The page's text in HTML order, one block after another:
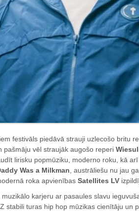
festivāls piedāvā strauji uzlecošo britu
pašmāju vēl straujāk augošo reperi
lirisku popmūziku, moderno roku, kā
Was a Milkman , austrāliešu nu jau
roka apvienības Satellites LV
karjeru ar pasaules slavu
stabili turas hip hop mūzikas cienītāju un